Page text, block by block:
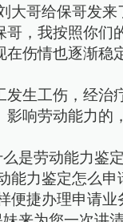
大哥给保哥发来
哥，我按照你们
在伤情也逐渐稳
发生工伤，经治
影响劳动能力的
是劳动能力鉴
能力鉴定怎么申
便捷办理申请业